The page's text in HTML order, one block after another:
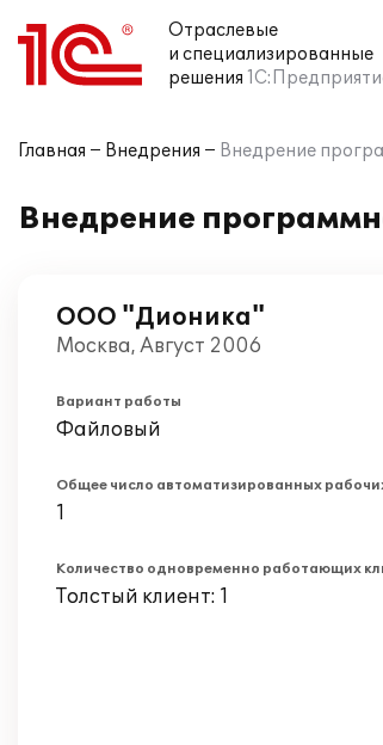
Отраслевые
и специализированные
решения
Главная Внедрения Внедрение
Внедрение
ООО "Дионика"
Москва, Август 2006
Вариант работы
Файловый
Общее число автоматизированных
1
Количество одновременно работающих
Толстый клиент: 1